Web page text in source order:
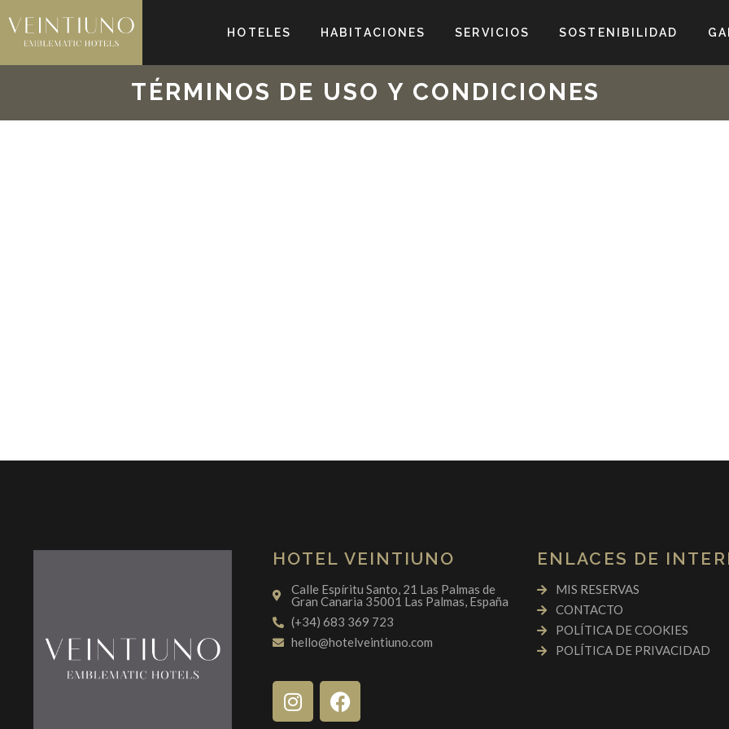
HOTELES HABITACIONES SERVICIOS SOSTENIBILIDAD
TÉRMINOS DE USO Y CONDICIONES
HOTEL VEINTIUNO
Calle Espíritu Santo, 21 Las Palmas de
Gran Canaria 35001 Las Palmas, España
(+34) 683 369 723
hello@hotelveintiuno.com
ENLACES DE
MIS RESERVAS
CONTACTO
POLÍTICA DE COOKIES
POLÍTICA DE PRIVACIDAD